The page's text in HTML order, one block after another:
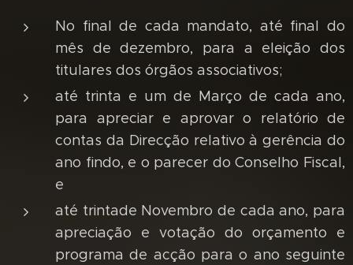
No final de cada mandato, até final do
mês de dezembro, para a eleição dos
titulares dos órgãos associativos;
até trinta e um de Março de cada ano,
para apreciar e aprovar o relatório de
contas da Direcção relativo à gerência do
ano findo, e o parecer do Conselho Fiscal,
e
até trintade Novembro de cada ano, para
apreciação e votação do orçamento e
programa de acção para o ano seguinte